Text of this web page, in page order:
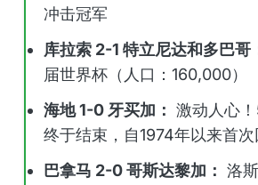
冲击冠军
库拉索 2-1 特立尼达和多巴哥
届世界杯（人口：160,000）
海地 1-0 牙买加： 激动人心
终于结束，自1974年以来首次
巴拿马 2-0 哥斯达黎加： 洛